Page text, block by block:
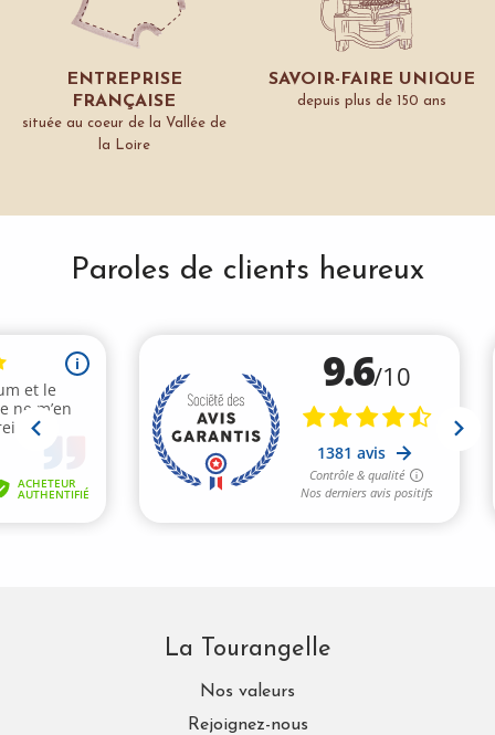
ENTREPRISE
FRANÇAISE
située au coeur de la Vallée de
la Loire
SAVOIR-FAIRE UNIQUE
depuis plus de 150 ans
Paroles de clients heureux
La Tourangelle
Nos valeurs
Rejoignez-nous